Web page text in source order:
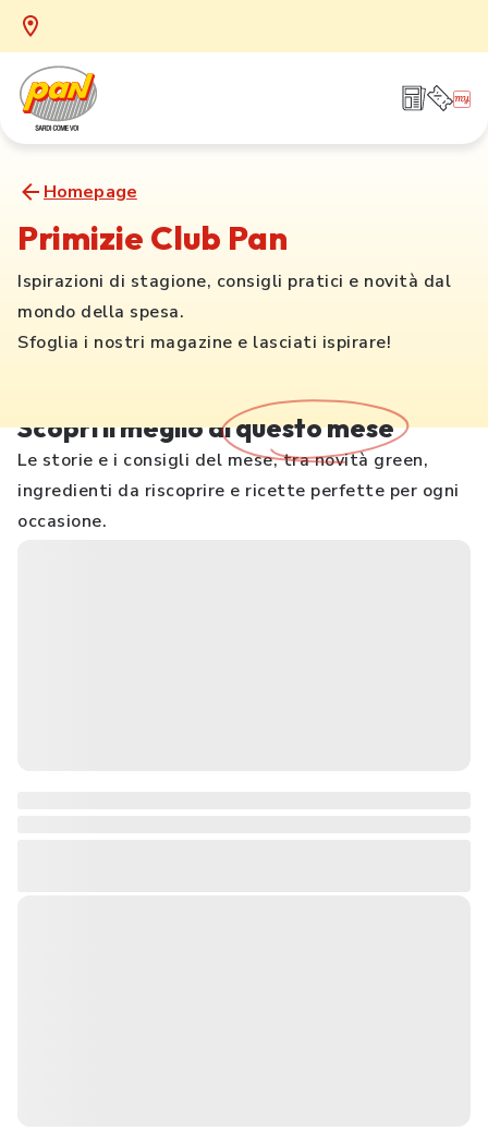
Homepage
Primizie Club Pan
Ispirazioni di stagione, consigli pratici e novità dal
mondo della spesa.
Sfoglia i nostri magazine e lasciati ispirare!
Scopri il meglio diquesto mese
Le storie e i consigli del mese, tra novità green,
ingredienti da riscoprire e ricette perfette per ogni
occasione.